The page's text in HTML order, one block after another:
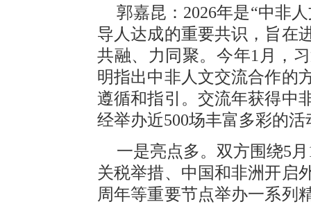
郭嘉昆：2026年是“中非
导人达成的重要共识，旨在
共融、力同聚。今年1月，
明指出中非人文交流合作的
遵循和指引。交流年获得中
经举办近500场丰富多彩的
一是亮点多。双方围绕5
关税举措、中国和非洲开启
周年等重要节点举办一系列